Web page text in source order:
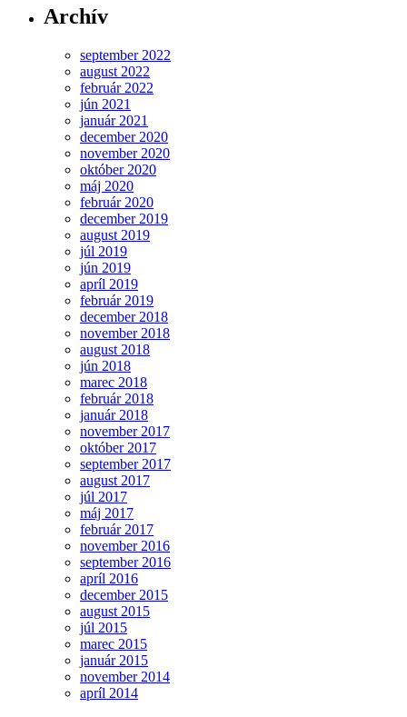
Archív
september 2022
august 2022
február 2022
jún 2021
január 2021
december 2020
november 2020
október 2020
máj 2020
február 2020
december 2019
august 2019
júl 2019
jún 2019
apríl 2019
február 2019
december 2018
november 2018
august 2018
jún 2018
marec 2018
február 2018
január 2018
november 2017
október 2017
september 2017
august 2017
júl 2017
máj 2017
február 2017
november 2016
september 2016
apríl 2016
december 2015
august 2015
júl 2015
marec 2015
január 2015
november 2014
apríl 2014